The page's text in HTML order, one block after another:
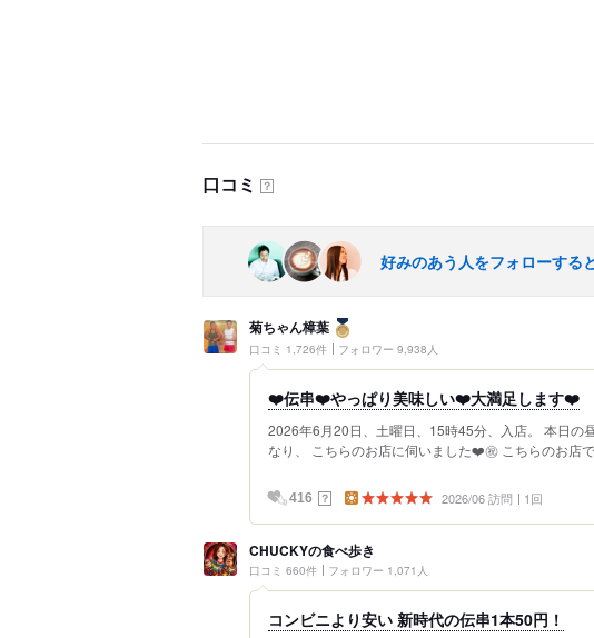
口コミ ？
好みのあう人をフォローする
菊ちゃん樟葉
口コミ 1,726件 フォロワー 9,938人
❤️伝串❤️やっぱり美味しい❤️大満足します❤️
2026年6月20日、土曜日、15時45分、入店。 本日の
なり、 こちらのお店に伺いました❤️㊗️ こちらのお店
416 ？ 2026/06 訪問 1回
CHUCKYの食べ歩き
口コミ 660件 フォロワー 1,071人
コンビニより安い 新時代の伝串1本50円！